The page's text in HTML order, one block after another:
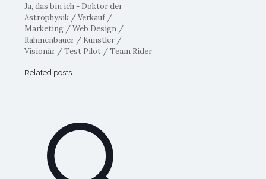
Ja, das bin ich - Doktor der
Astrophysik / Verkauf /
Marketing / Web Design /
Rahmenbauer / Künstler /
Visionär / Test Pilot / Team Rider
Related posts